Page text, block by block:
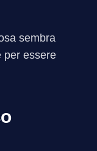
sembra
per essere